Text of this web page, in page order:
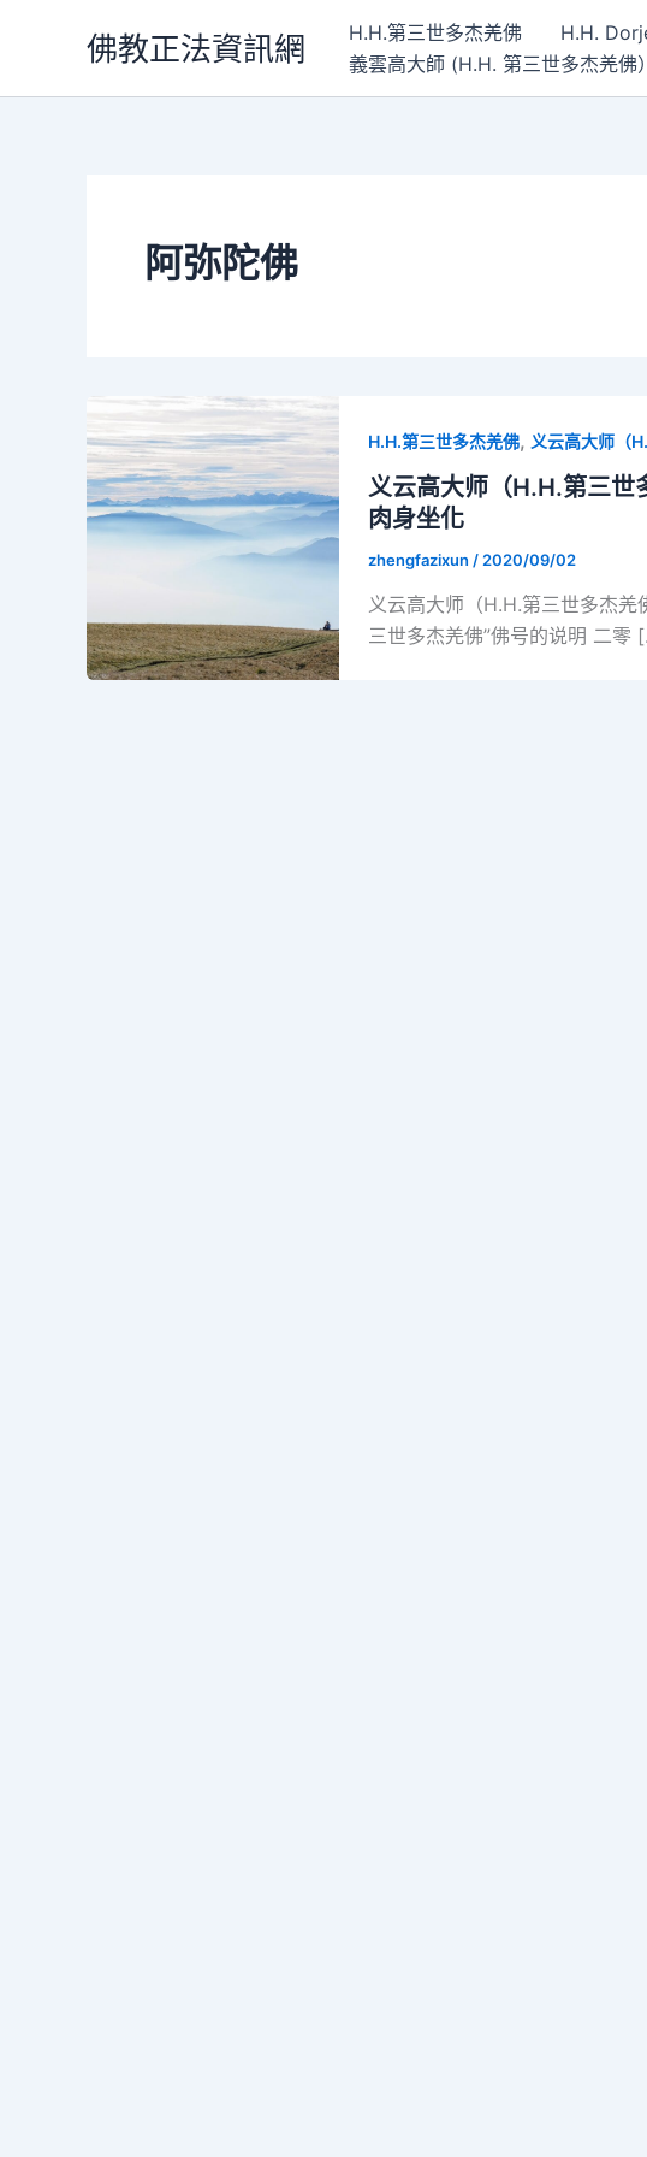
佛教正法資訊網 H.H.第三世多杰羌佛 H.H.
義雲高大師 (H.H. 第三世多杰羌佛
阿弥陀佛
H.H.第三世多杰羌佛, 义云高大师（
义云高大师（H.H.第三世
肉身坐化
zhengfazixun / 2020/09/02
义云高大师（H.H.第三世多杰
三世多杰羌佛”佛号的说明 二零